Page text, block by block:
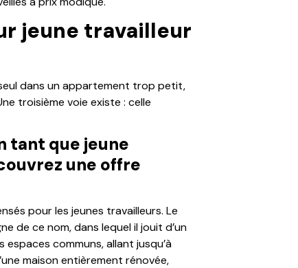
jeune travailleur
dans un appartement trop petit,
troisième voie existe : celle
tant que jeune
une offre
pour les jeunes travailleurs. Le
de ce nom, dans lequel il jouit d’un
communs, allant jusqu’à
maison entièrement rénovée,